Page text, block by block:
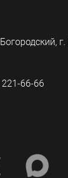
г.
66-66